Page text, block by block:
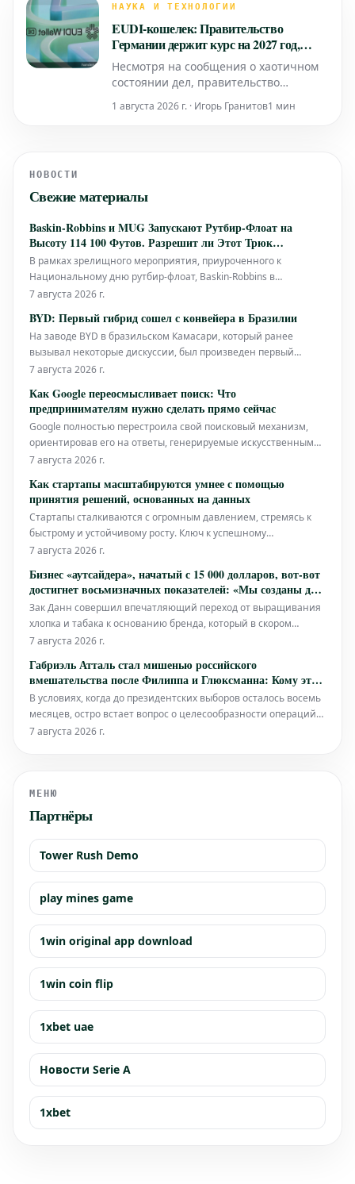
оправдать свою высокую цену?
НАУКА И ТЕХНОЛОГИИ
EUDI-кошелек: Правительство
Германии держит курс на 2027 год,
несмотря на критику
Несмотря на сообщения о хаотичном
состоянии дел, правительство
кошелька развивается по плану.
1 августа 2026 г. · Игорь Гранитов1 мин
НОВОСТИ
Свежие материалы
Baskin-Robbins и MUG Запускают Рутбир-Флоат на
Высоту 114 100 Футов. Разрешит ли Этот Трюк
Многолетние Интернет-Дебаты?
В рамках зрелищного мероприятия, приуроченного к
Национальному дню рутбир-флоат, Baskin-Robbins в
партнерстве с MUG предпринимает амбициозный трюк:
смелое начинание не только нацелено на установление
нового мирового рекорда, но и служит р
7 августа 2026 г.
BYD: Первый гибрид сошел с конвейера в Бразилии
На заводе BYD в бразильском Камасари, который ранее
вызывал некоторые дискуссии, был произведен первый
подключаемый гибридный автомобиль. Кроме того, BYD
рынке.
7 августа 2026 г.
Как Google переосмысливает поиск: Что
предпринимателям нужно сделать прямо сейчас
Google полностью перестроила свой поисковый механизм,
ориентировав его на ответы, генерируемые искусственным
интеллектом. Впервые компания опубликовала официальные
свою видимость в этих новых результатах. Для
предпринимателей и бизнесов став
7 августа 2026 г.
Как стартапы масштабируются умнее с помощью
принятия решений, основанных на данных
Стартапы сталкиваются с огромным давлением, стремясь к
быстрому и устойчивому росту. Ключ к успешному
прохождению этого сложного пути лежит не только в наличии
решений на каждом шагу. Именно здесь принятие решений,
основанное на данных (DDDM),
7 августа 2026 г.
Бизнес «аутсайдера», начатый с 15 000 долларов, вот-вот
достигнет восьмизначных показателей: «Мы созданы для
виральности»
Зак Данн совершил впечатляющий переход от выращивания
хлопка и табака к основанию бренда, который в скором
времени должен достичь восьмизначных показателей. Его
скромных инвестиций в 15 000 долларов, можно построить
процветающий бизнес, изн
7 августа 2026 г.
Габриэль Атталь стал мишенью российского
вмешательства после Филиппа и Глюксманна: Кому это
выгодно?
В условиях, когда до президентских выборов осталось восемь
месяцев, остро встает вопрос о целесообразности операций
российского вмешательства. После Эдуара Филиппа и
7 августа 2026 г.
МЕНЮ
Партнёры
Tower Rush Demo
play mines game
1win original app download
1win coin flip
1xbet uae
Новости Serie A
1xbet